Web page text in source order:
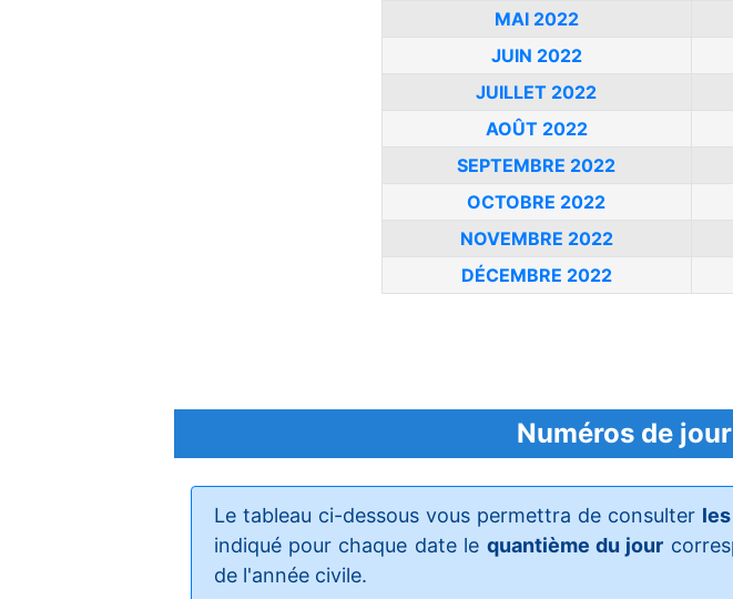
MAI 2022
JUIN 2022
JUILLET 2022
AOÛT 2022
SEPTEMBRE 2022
OCTOBRE 2022
NOVEMBRE 2022
DÉCEMBRE 2022
Numéros de
Le tableau ci-dessous vous permettra de consulter
indiqué pour chaque date le quantième du jour
de l'année civile.